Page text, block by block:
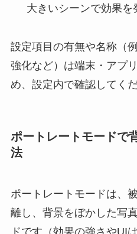
大きいシーンで効果を
設定項目の有無や名称（
強化など）は端末・アプ
め、設定内で確認してくだ
ポートレートモードで
法
ポートレートモードは、
離し、背景をぼかした写
ドです（効果の強さやUI